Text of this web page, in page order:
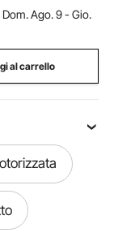
Dom. Ago. 9 - Gio.
al carrello